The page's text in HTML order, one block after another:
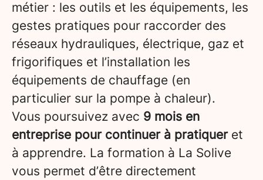
métier : les outils et les équipements, les
gestes pratiques pour raccorder des
réseaux hydrauliques, électrique, gaz et
frigorifiques et l’installation les
équipements de chauffage (en
particulier sur la pompe à chaleur).
Vous poursuivez avec 9 mois en
entreprise pour continuer à pratiqueret
à apprendre. La formation à La Solive
vous permet d’être directement